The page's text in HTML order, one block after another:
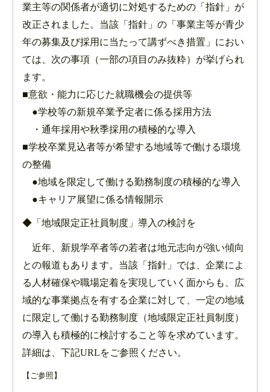
業主等の関係者が適切に対処するための「指針」が
改正されました。当該「指針」の「事業主等が青少
年の募集及び採用に当たって講ずべき措置」におい
ては、次の事項（一部の項目のみ抜粋）が挙げられ
ます。
■意欲・能力に応じた就職機会の提供等
●学校等の新規卒業予定者に係る採用方法
・通年採用や秋季採用の積極的な導入
■学校卒業見込者等が希望する地域等で働ける環境
の整備
●地域を限定して働ける勤務制度の積極的な導入
●キャリア展望に係る情報開示
◆「地域限定正社員制度」導入の検討を
近年、新規学卒者等の若者は地元志向が強い傾向
との報道もあります。当該「指針」では、企業によ
る人材確保や職場定着を実現していく面からも、広
域的な事業拠点を有する企業に対して、一定の地域
に限定して働ける勤務制度（地域限定正社員制度）
の導入も積極的に検討すること等を求めています。
詳細は、下記URLをご参照ください。
【ご参照】